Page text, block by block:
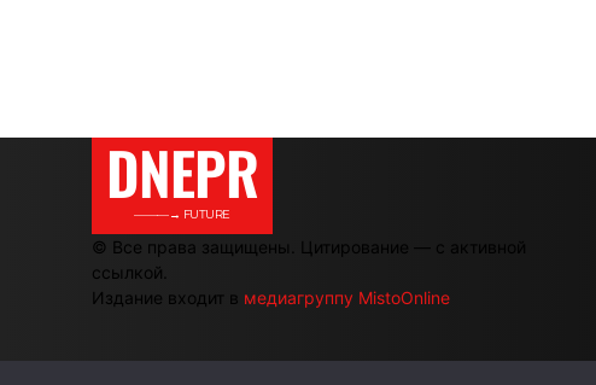
DNEPR
———→ FUTURE
© Все права защищены. Цитирование — с активной
ссылкой.
Издание входит в медиагруппу MistoOnline